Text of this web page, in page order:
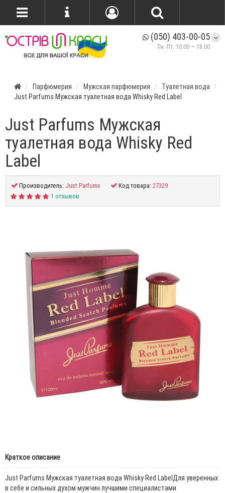
(050) 403-00-05
Пн.-Пт. 10:00 — 18:00
Парфюмерия Мужская парфюмерия
Туалетная вода
Just Parfums Мужская туалетная вода Whisky Red Label
Just Parfums Мужская
туалетная вода Whisky Red
Label
Производитель: Just Parfums Код товара:27329
1 отзывов
Краткое описание
Just Parfums Мужская туалетная вода Whisky Red LabelДля уверенных
в себе и сильных духом мужчин лучшими специалистами